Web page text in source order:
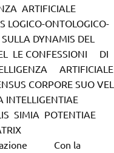
ARTIFICIALE
LOGICO-ONTOLOGICO-
DYNAMIS DEL
LE CONFESSIONI DI
ARTIFICIALE
CORPORE SUO VEL
INTELLIGENTIAE
SIMIA POTENTIAE
Con la